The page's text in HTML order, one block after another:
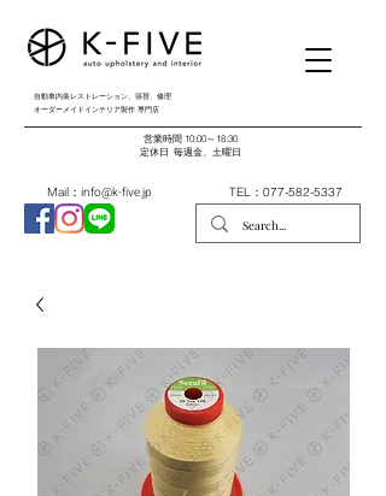
自動車内装レストレーション、張替、修理
オーダーメイドインテリア製作 専門店
Mail： info@k-five.jp TEL：077-582-5337
営業時間 10:00～18:30
​定休日 毎週金、土曜日